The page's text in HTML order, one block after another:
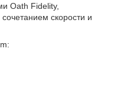
Oath Fidelity,
скорости и